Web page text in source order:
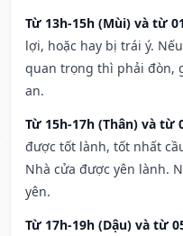
Từ 13h-15h (Mùi) và từ
lợi, hoặc hay bị trái ý.
quan trọng thì phải đòn,
an.
Từ 15h-17h (Thân) và từ
được tốt lành, tốt nhất
Nhà cửa được yên lành.
yên.
Từ 17h-19h (Dậu) và từ